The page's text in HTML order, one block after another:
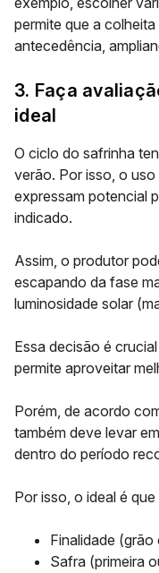
permite que a
antecedência,
3. Faça
ideal
O ciclo do safrinha
verão. Por isso, o
expressam potencial
indicado.
Assim, o produtor
escapando da fase
luminosidade solar
Essa decisão é
permite aproveitar
Porém, de acordo
também deve levar
dentro do período
Por isso, o ideal é
Finalidade (grão
Safra (primeira